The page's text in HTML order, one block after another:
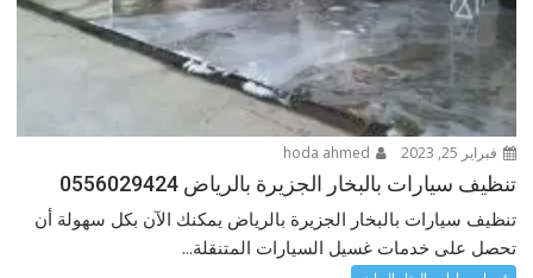
فبراير 25, 2023
تنظيف سيارات بالبخار الجزيرة بالرياض 0556029424
تنظيف سيارات بالبخار الجزيرة بالرياض يمكنك الآن بكل سهولة أن
تحصل على خدمات غسيل السيارات المتنقلة...